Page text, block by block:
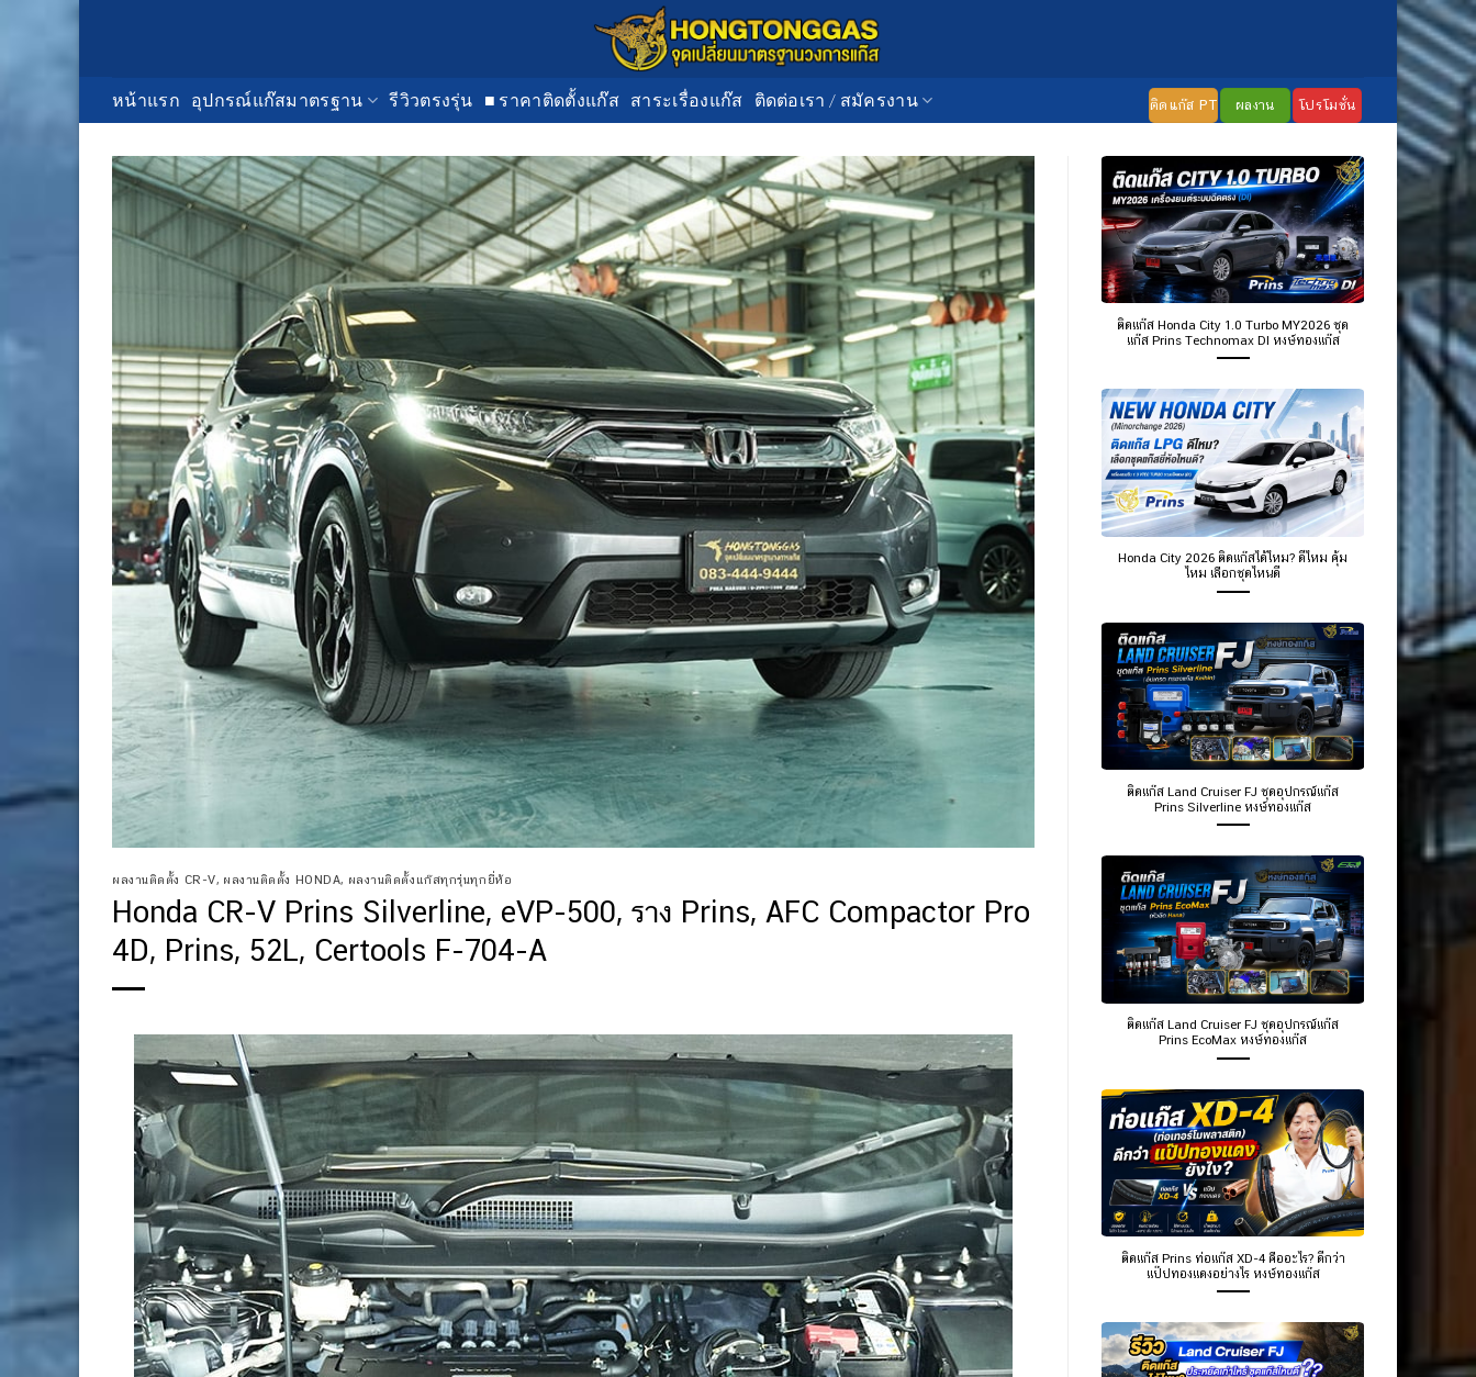
หน้าแรก
อุปกรณ์แก๊สมาตรฐาน รีวิวตรงรุ่น ■ ราคาติดตั้งแก๊ส สาระเรื่องแก๊ส ติดต่อเรา / สมัครงาน ติดแก๊ส PT ผลงาน โปรโมชั่น
ผลงานติดตั้ง CR-V, ผลงานติดตั้ง HONDA, ผลงานติดตั้งแก๊สทุกรุ่นทุกยี่ห้อ
Honda CR-V Prins Silverline, eVP-500, ราง Prins, AFC Compactor Pro
4D, Prins, 52L, Certools F-704-A
ติดแก๊ส Honda City 1.0 Turbo MY2026 ชุด
แก๊ส Prins Technomax DI หงษ์ทองแก๊ส
Honda City 2026 ติดแก๊สได้ไหม? ดีไหม คุ้ม
ไหม เลือกชุดไหนดี
ติดแก๊ส Land Cruiser FJ ชุดอุปกรณ์แก๊ส
Prins Silverline หงษ์ทองแก๊ส
ติดแก๊ส Land Cruiser FJ ชุดอุปกรณ์แก๊ส
Prins EcoMax หงษ์ทองแก๊ส
ติดแก๊ส Prins ท่อแก๊ส XD-4 คืออะไร? ดีกว่า
แป๊ปทองแดงอย่างไร หงษ์ทองแก๊ส